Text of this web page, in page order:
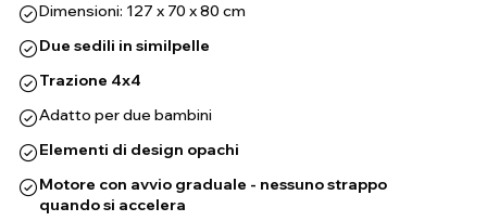
Dimensioni: 127 x 70 x 80 cm
Due sedili in similpelle
Trazione 4x4
Adatto per due bambini
Elementi di design opachi
Motore con avvio graduale - nessuno strappo
quando si accelera